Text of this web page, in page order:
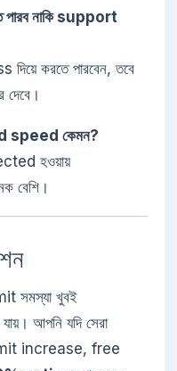
নাকি support
করতে পারবেন, তবে
speed কেমন?
হওয়ায়
বেশি।
সমস্যা খুবই
আপনি যদি সেরা
increase, free